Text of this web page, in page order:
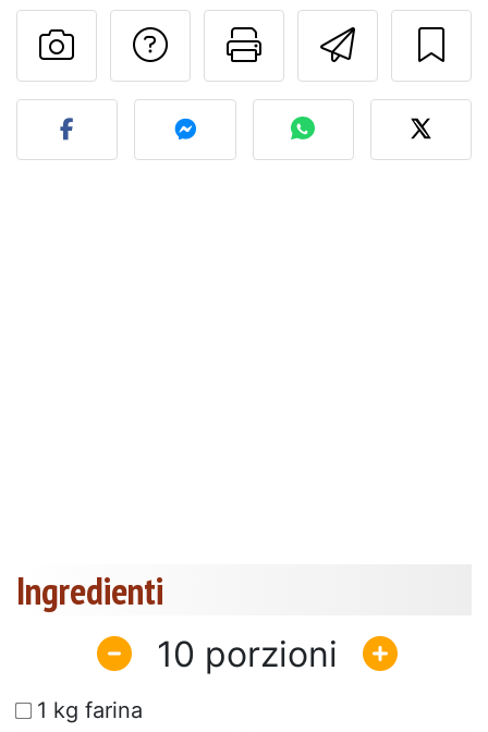
Invia
Stampa la
Contatta l'autore
Pubblica la foto di
Ingredienti
10
1 kg farina